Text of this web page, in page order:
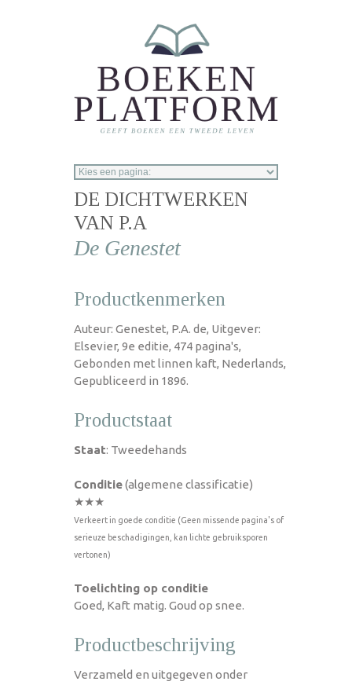
DE DICHTWERKEN
VAN P.A
De Genestet
Productkenmerken
Auteur: Genestet, P.A. de, Uitgever:
Elsevier, 9e editie, 474 pagina's,
Gebonden met linnen kaft, Nederlands,
Gepubliceerd in 1896.
Productstaat
Staat: Tweedehands
Conditie(algemene classificatie)
★★★
Verkeert in goede conditie (Geen missende pagina's of
serieuze beschadigingen, kan lichte gebruiksporen
vertonen)
Toelichting op conditie
Goed, Kaft matig. Goud op snee.
Productbeschrijving
Verzameld en uitgegeven onder